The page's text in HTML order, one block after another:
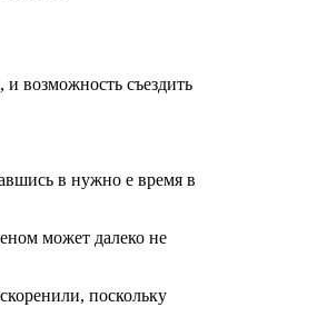
возможность съездить
в нужно е время в
может далеко не
поскольку